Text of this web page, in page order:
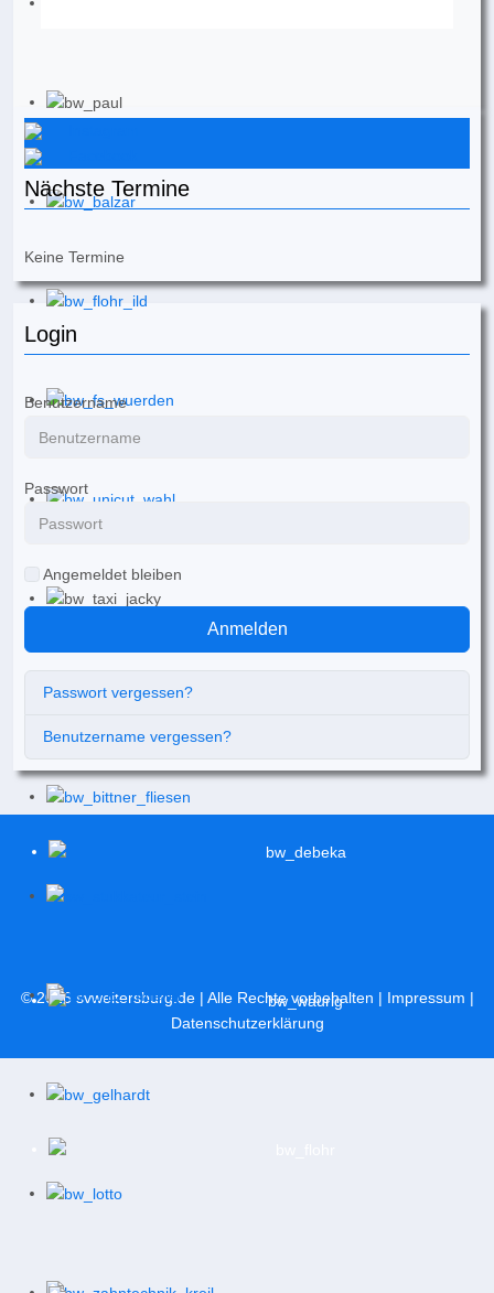
Nächste Termine
Keine Termine
Login
Benutzername
Passwort
Angemeldet bleiben
Anmelden
Passwort vergessen?
Benutzername vergessen?
© 2026 svweitersburg.de| Alle Rechte vorbehalten | Impressum |
Datenschutzerklärung